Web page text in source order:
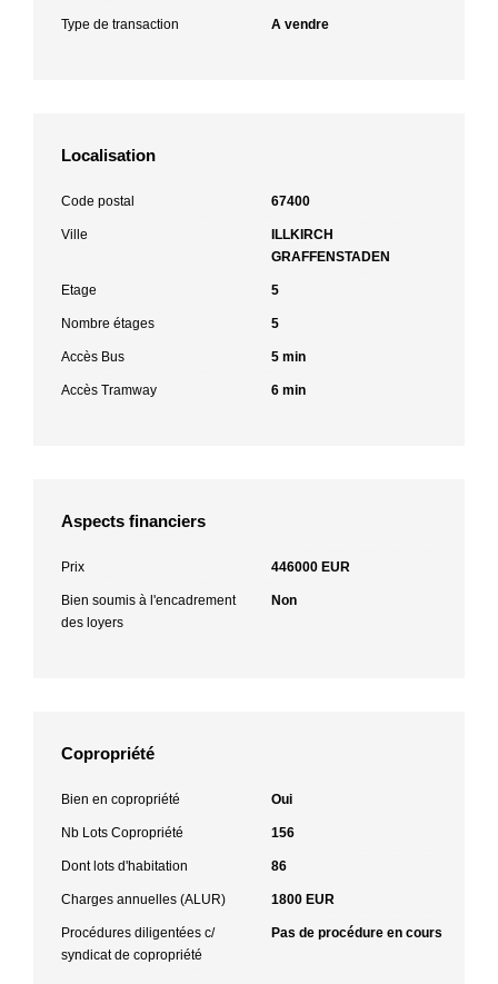
Type de transaction A vendre
Localisation
Code postal 67400
Ville
ILLKIRCH
GRAFFENSTADEN
Etage 5
Nombre étages 5
Accès Bus 5 min
Accès Tramway 6 min
Aspects financiers
Prix 446000 EUR
Bien soumis à l'encadrement
des loyers
Non
Copropriété
Bien en copropriété Oui
Nb Lots Copropriété 156
Dont lots d'habitation 86
Charges annuelles (ALUR) 1800 EUR
Procédures diligentées c/
syndicat de copropriété
Pas de procédure en cours